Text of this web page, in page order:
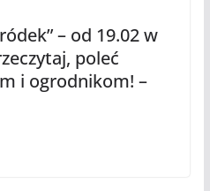
– od 19.02 w
poleć
i ogrodnikom! –